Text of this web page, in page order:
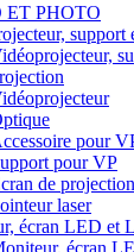
ET PHOTO
support
pour
pour VP
de projection
laser
écran LED et
écran